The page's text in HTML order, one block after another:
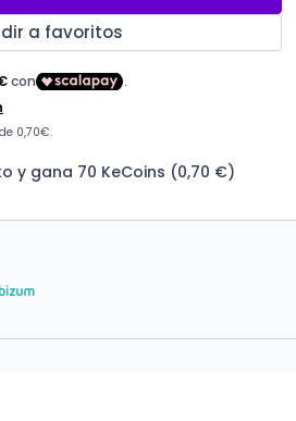
a favoritos
y gana 70 KeCoins (0,70 €)